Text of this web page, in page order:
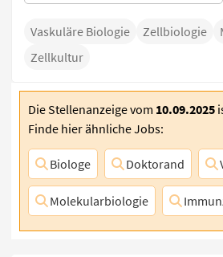
Vaskuläre Biologie Zellbiologie
Zellkultur
Die Stellenanzeige vom 10.09.2025
Finde hier ähnliche Jobs:
Biologe Doktorand
Molekularbiologie